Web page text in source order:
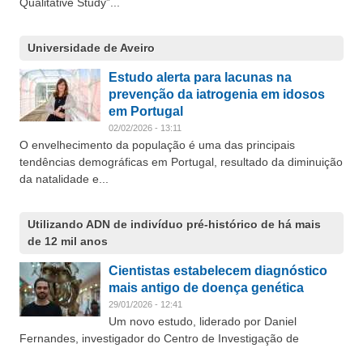
Universidade de Aveiro
Estudo alerta para lacunas na
prevenção da iatrogenia em idosos
em Portugal
02/02/2026 - 13:11
O envelhecimento da população é uma das principais
tendências demográficas em Portugal, resultado da diminuição
da natalidade e...
Utilizando ADN de indivíduo pré-histórico de há mais
de 12 mil anos
Cientistas estabelecem diagnóstico
mais antigo de doença genética
29/01/2026 - 12:41
Um novo estudo, liderado por Daniel
Fernandes, investigador do Centro de Investigação de